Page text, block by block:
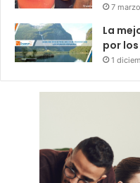
7
La
por
1